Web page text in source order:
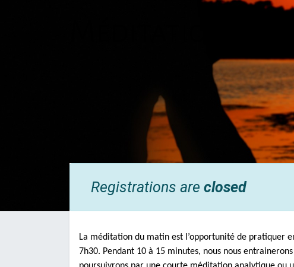
Registrations are closed
La méditation du matin est l’opportunité de pratiquer
7h30. Pendant 10 à 15 minutes, nous nous